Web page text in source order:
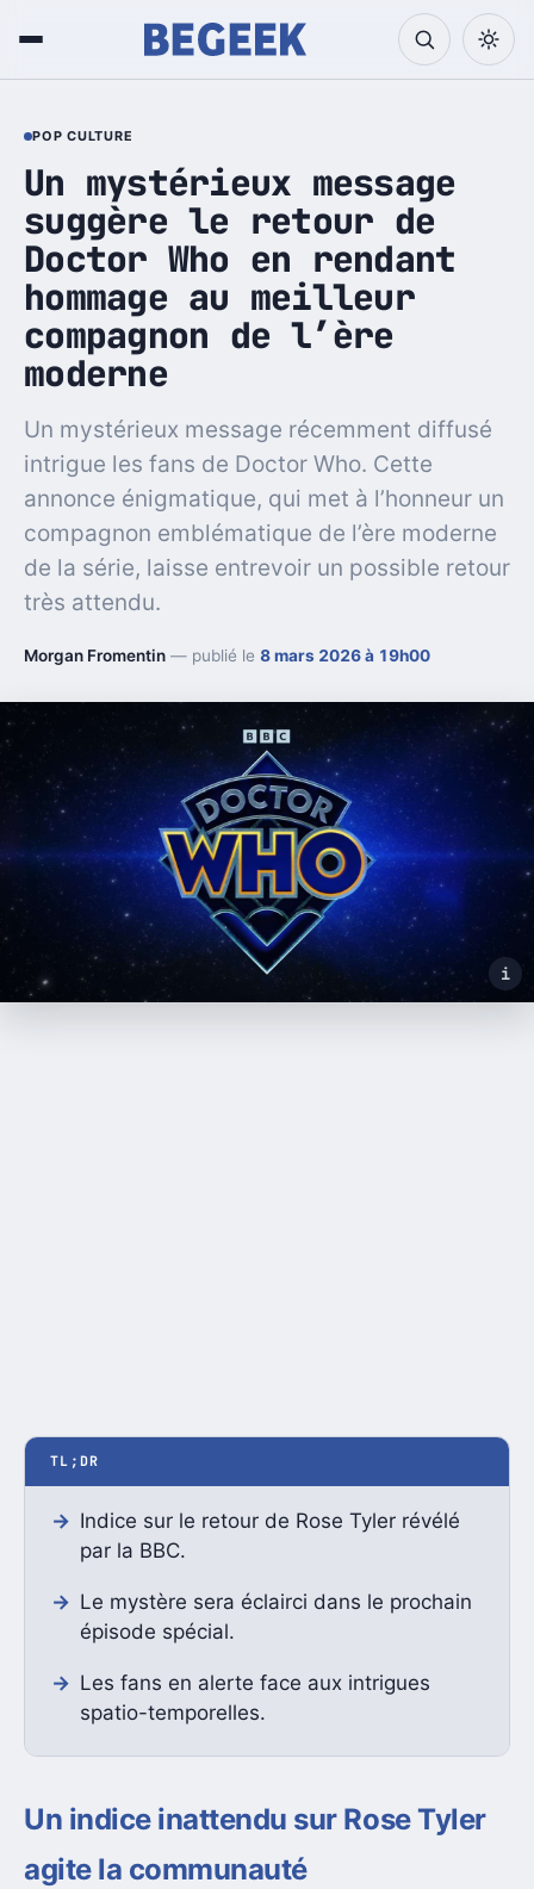
POP CULTURE
Un mystérieux message
suggère le retour de
Doctor Who en rendant
hommage au meilleur
compagnon de l’ère
moderne
Un mystérieux message récemment diffusé
intrigue les fans de Doctor Who. Cette
annonce énigmatique, qui met à l’honneur un
compagnon emblématique de l’ère moderne
de la série, laisse entrevoir un possible retour
très attendu.
Morgan Fromentin — publié le 8 mars 2026 à 19h00
i
TL;DR
Indice sur le retour de Rose Tyler révélé
par la BBC.
Le mystère sera éclairci dans le prochain
épisode spécial.
Les fans en alerte face aux intrigues
spatio-temporelles.
Un indice inattendu sur Rose Tyler
agite la communauté